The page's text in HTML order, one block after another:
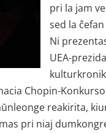
pri la jam
sed la
Ni
UEA-
Chopin-
reakirita,
pri niaj